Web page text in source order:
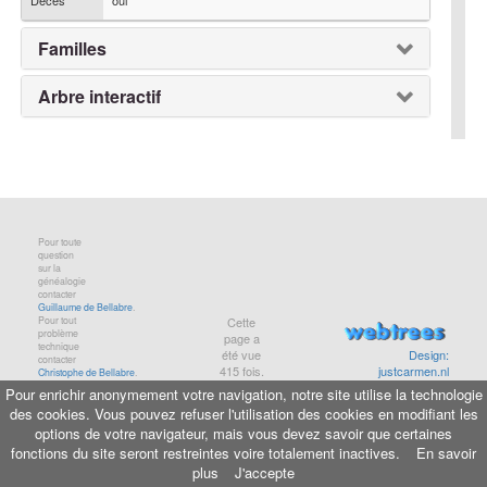
Familles
Arbre interactif
Pour toute
question
sur la
généalogie
contacter
Guillaume de Bellabre.
Pour tout
problème
technique
contacter
Christophe de Bellabre.
Cette
page a
été vue
415fois.
Design:
justcarmen.nl
Informations légales-Aide-Maison de Baglion
© copyrightbellabre.com, 2001-2026
Pour enrichir anonymement votre navigation, notre site utilise la technologie
des cookies. Vous pouvez refuser l'utilisation des cookies en modifiant les
options de votre navigateur, mais vous devez savoir que certaines
fonctions du site seront restreintes voire totalement inactives.
En savoir
plus
J'accepte